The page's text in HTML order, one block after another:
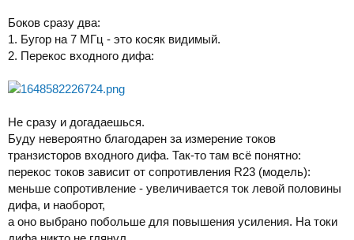
Боков сразу два:
1. Бугор на 7 МГц - это косяк видимый.
2. Перекос входного дифа:
Не сразу и догадаешься.
Буду невероятно благодарен за измерение токов
транзисторов входного дифа. Так-то там всё понятно:
перекос токов зависит от сопротивления R23 (модель):
меньше сопротивление - увеличивается ток левой половины
дифа, и наоборот,
а оно выбрано побольше для повышения усиления. На токи